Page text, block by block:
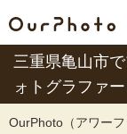
三重県亀山市
ォトグラファー
OurPhoto（アワー